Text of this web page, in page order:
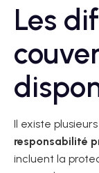
Les
Il existe
responsabilité
incluent la